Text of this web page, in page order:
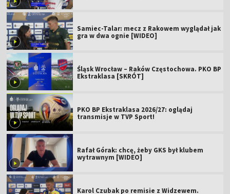
Samiec-Talar: mecz z Rakowem wyglądał jak
gra w dwa ognie [WIDEO]
Śląsk Wrocław – Raków Częstochowa. PKO BP
Ekstraklasa [SKRÓT]
PKO BP Ekstraklasa 2026/27: oglądaj
transmisje w TVP Sport!
Rafał Górak: chcę, żeby GKS był klubem
wytrawnym [WIDEO]
Karol Czubak po remisie z Widzewem.